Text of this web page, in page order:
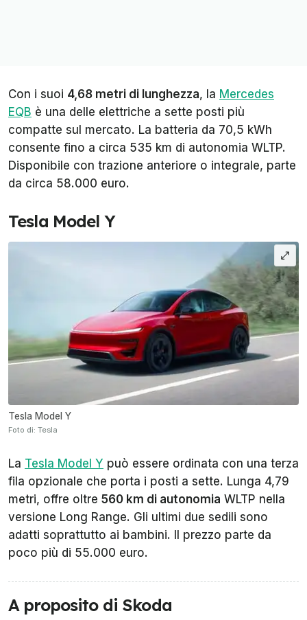
Con i suoi 4,68 metri di lunghezza, la Mercedes
EQB è una delle elettriche a sette posti più
compatte sul mercato. La batteria da 70,5 kWh
consente fino a circa 535 km di autonomia WLTP.
Disponibile con trazione anteriore o integrale, parte
da circa 58.000 euro.
Tesla Model Y
Tesla Model Y
Foto di: Tesla
La Tesla Model Y può essere ordinata con una terza
fila opzionale che porta i posti a sette. Lunga 4,79
metri, offre oltre 560 km di autonomia WLTP nella
versione Long Range. Gli ultimi due sedili sono
adatti soprattutto ai bambini. Il prezzo parte da
poco più di 55.000 euro.
A proposito di Skoda